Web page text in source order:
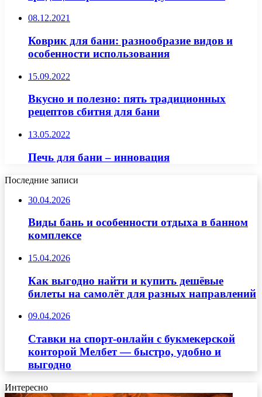
08.12.2021
Коврик для бани: разнообразие видов и
особенности использования
15.09.2022
Вкусно и полезно: пять традиционных
рецептов сбитня для бани
13.05.2022
Печь для бани – инновация
Последние записи
30.04.2026
Виды бань и особенности отдыха в банном
комплексе
15.04.2026
Как выгодно найти и купить дешёвые
билеты на самолёт для разных направлений
09.04.2026
Ставки на спорт-онлайн с букмекерской
конторой Мелбет — быстро, удобно и
выгодно
Интересно